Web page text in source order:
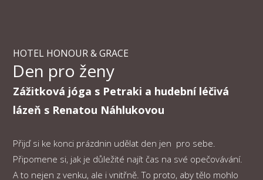
HOTEL HONOUR & GRACE
Den pro ženy
Zážitková jóga s Petraki a hudební léčivá
lázeň s Renatou Náhlukovou
Přijď si ke konci prázdnin udělat den jen pro sebe.
Připomene si, jak je důležité najít čas na své opečovávání.
A to nejen z venku, ale i vnitřně. To proto, aby tělo mohlo